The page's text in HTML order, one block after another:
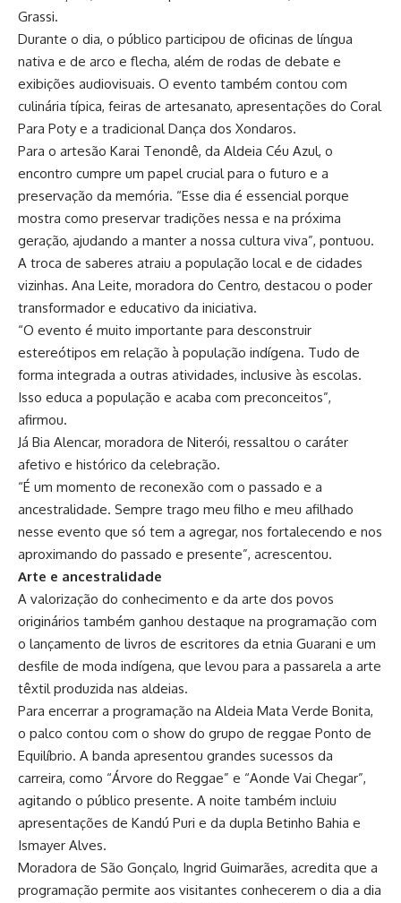
Grassi.
Durante o dia, o público participou de oficinas de língua
nativa e de arco e flecha, além de rodas de debate e
exibições audiovisuais. O evento também contou com
culinária típica, feiras de artesanato, apresentações do Coral
Para Poty e a tradicional Dança dos Xondaros.
Para o artesão Karai Tenondê, da Aldeia Céu Azul, o
encontro cumpre um papel crucial para o futuro e a
preservação da memória. “Esse dia é essencial porque
mostra como preservar tradições nessa e na próxima
geração, ajudando a manter a nossa cultura viva”, pontuou.
A troca de saberes atraiu a população local e de cidades
vizinhas. Ana Leite, moradora do Centro, destacou o poder
transformador e educativo da iniciativa.
“O evento é muito importante para desconstruir
estereótipos em relação à população indígena. Tudo de
forma integrada a outras atividades, inclusive às escolas.
Isso educa a população e acaba com preconceitos”,
afirmou.
Já Bia Alencar, moradora de Niterói, ressaltou o caráter
afetivo e histórico da celebração.
“É um momento de reconexão com o passado e a
ancestralidade. Sempre trago meu filho e meu afilhado
nesse evento que só tem a agregar, nos fortalecendo e nos
aproximando do passado e presente”, acrescentou.
Arte e ancestralidade
A valorização do conhecimento e da arte dos povos
originários também ganhou destaque na programação com
o lançamento de livros de escritores da etnia Guarani e um
desfile de moda indígena, que levou para a passarela a arte
têxtil produzida nas aldeias.
Para encerrar a programação na Aldeia Mata Verde Bonita,
o palco contou com o show do grupo de reggae Ponto de
Equilíbrio. A banda apresentou grandes sucessos da
carreira, como “Árvore do Reggae” e “Aonde Vai Chegar”,
agitando o público presente. A noite também incluiu
apresentações de Kandú Puri e da dupla Betinho Bahia e
Ismayer Alves.
Moradora de São Gonçalo, Ingrid Guimarães, acredita que a
programação permite aos visitantes conhecerem o dia a dia